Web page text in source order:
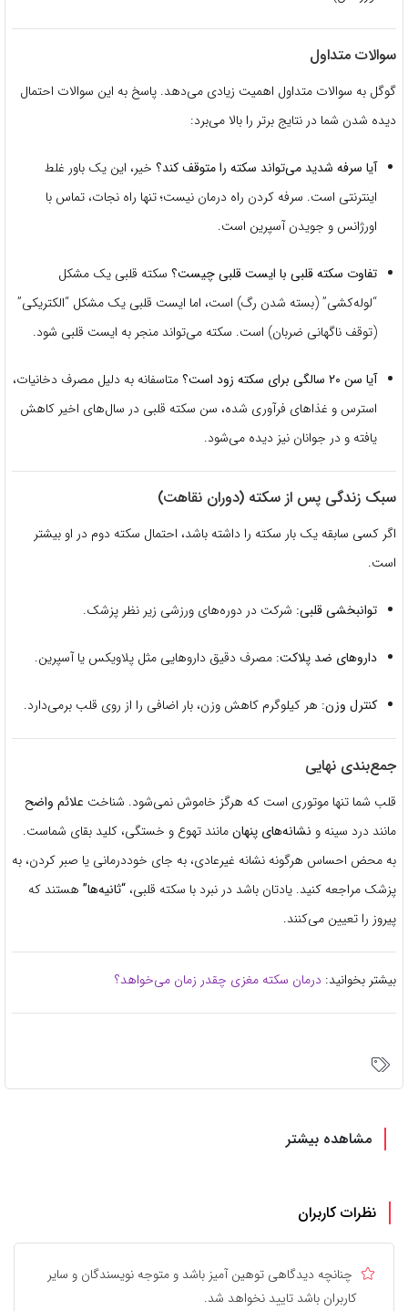
سوالات متداول
گوگل به سوالات متداول اهمیت زیادی می‌دهد. پاسخ به این سوالات احتمال
دیده شدن شما در نتایج برتر را بالا می‌برد:
آیا سرفه شدید می‌تواند سکته را متوقف کند؟ خیر، این یک باور غلط
اینترنتی است. سرفه کردن راه درمان نیست؛ تنها راه نجات، تماس با
اورژانس و جویدن آسپرین است.
تفاوت سکته قلبی با ایست قلبی چیست؟ سکته قلبی یک مشکل
“لوله‌کشی” (بسته شدن رگ) است، اما ایست قلبی یک مشکل “الکتریکی”
(توقف ناگهانی ضربان) است. سکته می‌تواند منجر به ایست قلبی شود.
آیا سن ۲۰ سالگی برای سکته زود است؟
متاسفانه به دلیل مصرف دخانیات،
استرس و غذاهای فرآوری شده، سن سکته قلبی در سال‌های اخیر کاهش
یافته و در جوانان نیز دیده می‌شود.
سبک زندگی پس از سکته (دوران نقاهت)
اگر کسی سابقه یک بار سکته را داشته باشد، احتمال سکته دوم در او بیشتر
است.
توانبخشی قلبی: شرکت در دوره‌های ورزشی زیر نظر پزشک.
داروهای ضد پلاکت: مصرف دقیق داروهایی مثل پلاویکس یا آسپرین.
کنترل وزن: هر کیلوگرم کاهش وزن، بار اضافی را از روی قلب برمی‌دارد.
جمع‌بندی نهایی
قلب شما تنها موتوری است که هرگز خاموش نمی‌شود. شناخت علائم واضح
مانند درد سینه و نشانه‌های پنهانمانند تهوع و خستگی، کلید بقای شماست.
به محض احساس هرگونه نشانه غیرعادی، به جای خوددرمانی یا صبر کردن، به
پزشک مراجعه کنید. یادتان باشد در نبرد با سکته قلبی، “ثانیه‌ها” هستند که
پیروز را تعیین می‌کنند.
بیشتر بخوانید: درمان سکته مغزی چقدر زمان می‌خواهد؟
مشاهده بیشتر
نظرات کاربران
چنانچه دیدگاهی توهین آمیز باشد و متوجه نویسندگان و سایر
کاربران باشد تایید نخواهد شد.